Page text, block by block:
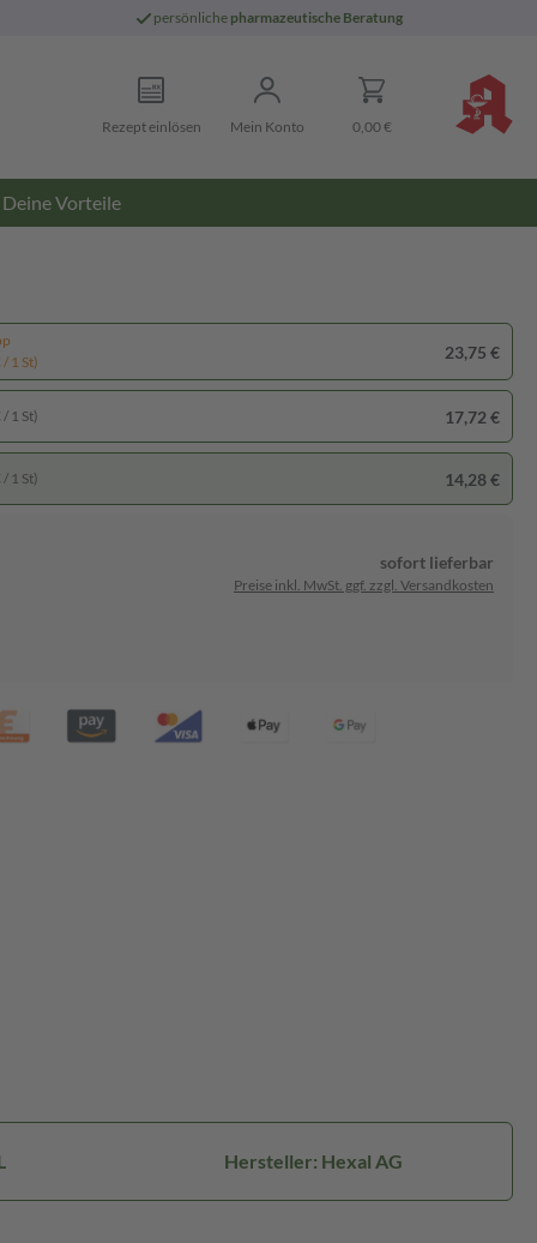
persönliche pharmazeutische Beratung
Rezept einlösen Mein Konto 0,00 €
Deine Vorteile
1 St)
23,75 €
1 St) 17,72 €
1 St) 14,28 €
sofort lieferbar
Preise inkl. MwSt. ggf. zzgl. Versandkosten
Hersteller: Hexal AG